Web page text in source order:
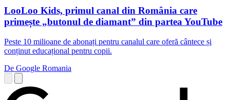
LooLoo Kids, primul canal din România care
primește „butonul de diamant” din partea YouTube
Peste 10 milioane de abonați pentru canalul care oferă cântece și
conținut educațional pentru copii.
De Google Romania